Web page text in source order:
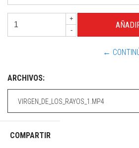
+
-
←
ARCHIVOS:
VIRGEN_DE_LOS_RAYOS_1.MP4
COMPARTIR